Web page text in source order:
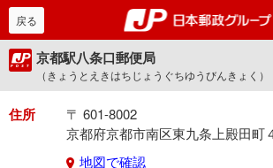
戻る
京都駅八条口郵便局
（きょうとえきはちじょうぐちゆうびんきょく）
住所
〒 601-8002
京都府京都市南区東九条上殿田町
地図で確認